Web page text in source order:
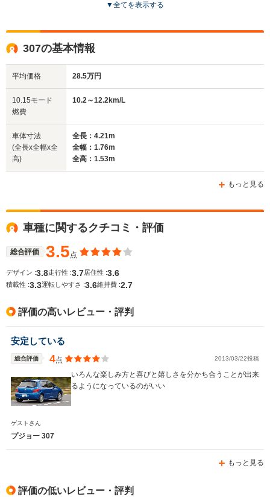
サイズ
(全長x全幅x全高)
WLTCモード
燃費
排気量
駆動方式
全高
全長
-m
-
1587～1997cc
FF
全高
-
全
▼全てを表示する
307の基本情報
平均価格 28.5万円
10.15モード
燃費
10.2～12.2km/L
車体寸法
(全長x全幅x全
高)
全長：4.21m
全幅：1.76m
全高：1.53m
もっと見る
車種に関するクチコミ・評価
総合評価 3.5点
デザイン :3.8走行性 :3.7居住性 :3.6
積載性 :3.3運転しやすさ :3.6維持費 :2.7
評価の高いレビュー・評判
安定している
総合評価 4点 2013/03/22投稿
いろんな楽しみ方と喜びと嬉しさを分かち合うことが出来
るようになっているのがいい
ゲストさん
プジョー 307
もっと見る
評価の低いレビュー・評判